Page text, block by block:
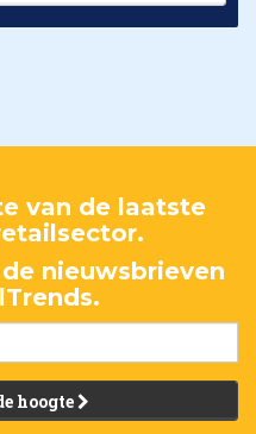
van de laatste
nieuwsbrieven
hoogte